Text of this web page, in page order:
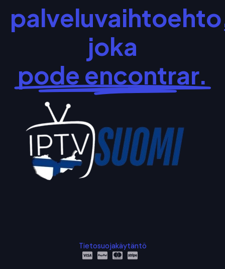
joka
pode encontrar.
Tietosuojakäytäntö